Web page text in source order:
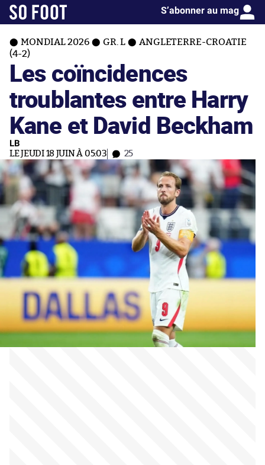
S’abonner au mag
MONDIAL 2026 GR. L
ANGLETERRE-CROATIE
(4-2)
Les coïncidences
troublantes entre Harry
Kane et David Beckham
LB
LE JEUDI 18 JUIN À 05:03 25